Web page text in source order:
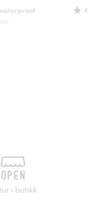
4
i butikk